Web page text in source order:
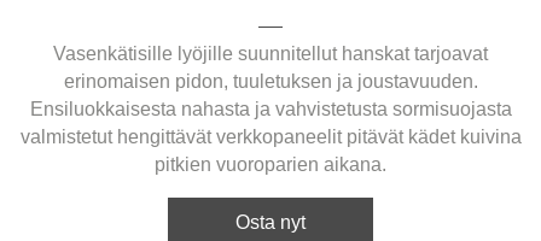
Vasenkätisille lyöjille suunnitellut hanskat tarjoavat
erinomaisen pidon, tuuletuksen ja joustavuuden.
Ensiluokkaisesta nahasta ja vahvistetusta sormisuojasta
valmistetut hengittävät verkkopaneelit pitävät kädet kuivina
pitkien vuoroparien aikana.
Osta nyt